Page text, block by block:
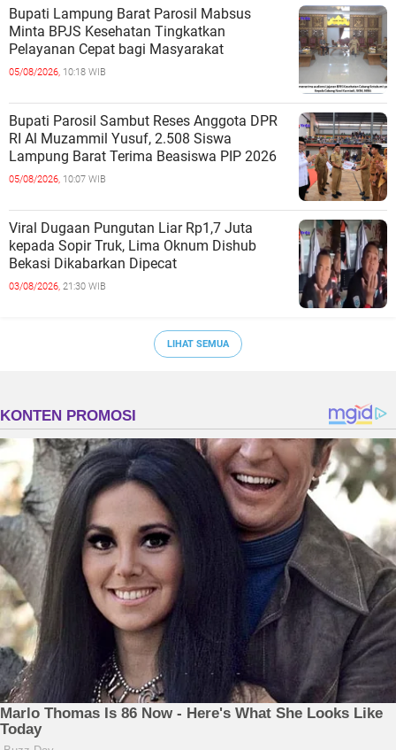
Bupati Lampung Barat Parosil Mabsus
Minta BPJS Kesehatan Tingkatkan
Pelayanan Cepat bagi Masyarakat
05/08/2026, 10:18 WIB
Bupati Parosil Sambut Reses Anggota DPR
RI Al Muzammil Yusuf, 2.508 Siswa
Lampung Barat Terima Beasiswa PIP 2026
05/08/2026, 10:07 WIB
Viral Dugaan Pungutan Liar Rp1,7 Juta
kepada Sopir Truk, Lima Oknum Dishub
Bekasi Dikabarkan Dipecat
03/08/2026, 21:30 WIB
LIHAT SEMUA